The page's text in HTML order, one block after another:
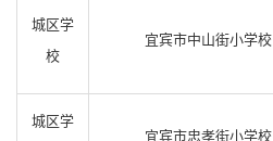
城区学
校
宜宾市中山街小学校
城区学
宜宾市忠孝街小学校